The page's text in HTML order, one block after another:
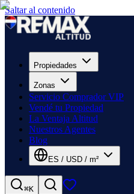
Saltar al contenido
Propiedades
Zonas
Servicio Comprador VIP
Vendé tu Propiedad
La Ventaja Altitud
Nuestros Agentes
Blog
ES / USD / m²
⌘K